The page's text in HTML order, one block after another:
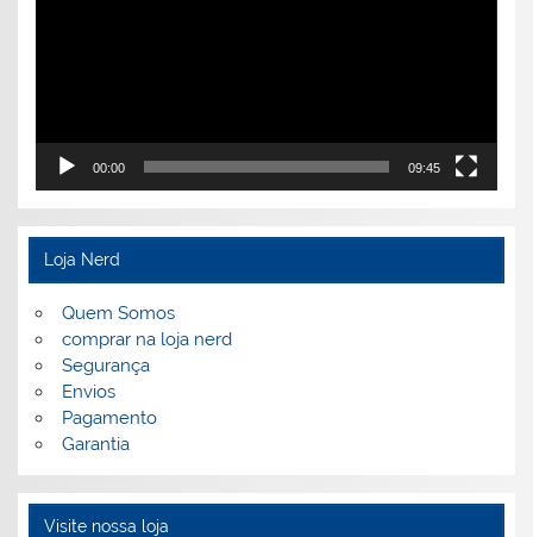
00:00 09:45
Loja Nerd
Quem Somos
comprar na loja nerd
Segurança
Envios
Pagamento
Garantia
Visite nossa loja